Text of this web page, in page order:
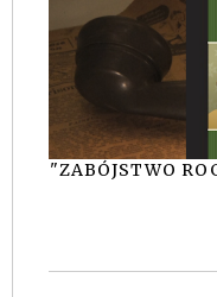
"ZABÓJSTWO